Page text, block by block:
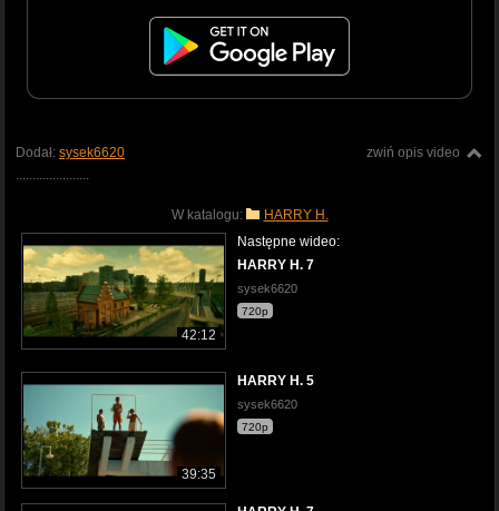
zwiń opis video
Dodał: sysek6620
W katalogu: HARRY H.
42:12
Następne wideo:
HARRY H. 7
sysek6620
720p
39:35
HARRY H. 5
sysek6620
720p